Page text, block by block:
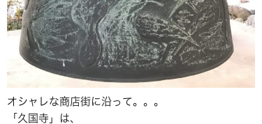
オシャレな商店街に沿って。。。
「久国寺」は、